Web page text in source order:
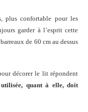
plus confortable pour les
garder à l’esprit cette
de 60 cm au dessus
décorer le lit répondent
quant à elle, doit